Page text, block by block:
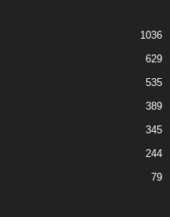
1036
629
535
389
345
244
79